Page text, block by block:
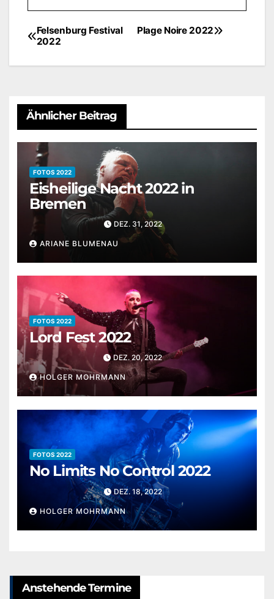
Beitragsnavigation
Plage Noire 2022
Felsenburg Festival
2022
Ähnlicher Beitrag
FOTOS 2022
Eisheilige Nacht 2022 in
Bremen
DEZ. 31, 2022
ARIANE BLUMENAU
FOTOS 2022
Lord Fest 2022
DEZ. 20, 2022
HOLGER MOHRMANN
FOTOS 2022
No Limits No Control 2022
DEZ. 18, 2022
HOLGER MOHRMANN
Anstehende Termine